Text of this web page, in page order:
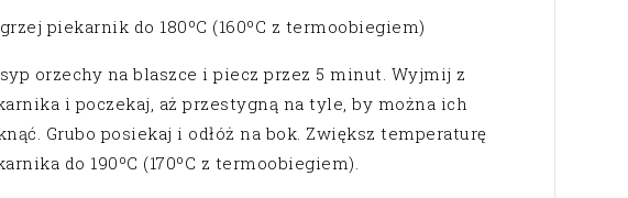
piekarnik do 180ºC (160ºC z termoobiegiem)
orzechy na blaszce i piecz przez 5 minut. Wyjmij z
i poczekaj, aż przestygną na tyle, by można ich
Grubo posiekaj i odłóż na bok. Zwiększ temperaturę
do 190ºC (170ºC z termoobiegiem).